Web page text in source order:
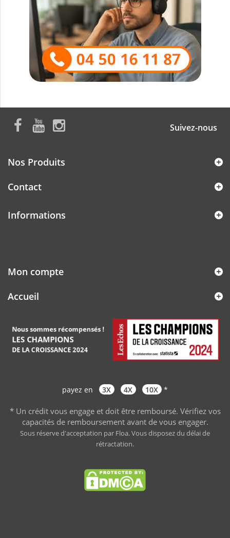
Suivez-nous
Nos Produits
Contact
Informations
Mon compte
Accueil
payez en 3X 4X 10X *
* Un crédit vous engage et doit être remboursé. Vérifiez vos
capacités de remboursement avant de vous engager.
Sous réserve d'acceptation par Floa. Vous disposez du délai de
rétractation.